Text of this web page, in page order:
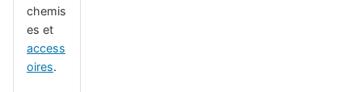
chemis
es et
access
oires.